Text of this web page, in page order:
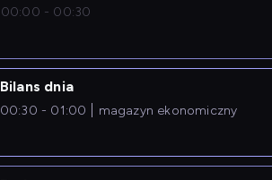
00:00 - 00:30
Bilans dnia
00:30 - 01:00 magazyn ekonomiczny